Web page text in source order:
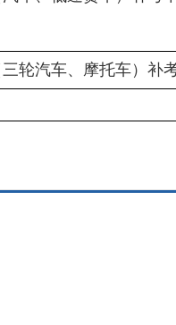
轮汽车、摩托车）补